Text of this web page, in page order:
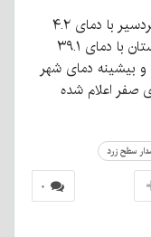
در ۲۴ ساعت گذشته لاله‌زار در شهرستان بردسیر با دمای ۴.۲
درجه سردترین و رودبار جنوب در جنوب استان با دمای ۳۹.۱
و بیشینه دمای شهر
و ۲۸.۵ درجه بالای صفر اعلام شده
سطح زرد
۰